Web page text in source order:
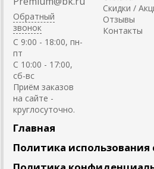
Обратный
звонок
C 9:00 - 18:00, пн-
пт
С 10:00 - 17:00,
сб-вс
Приём заказов
на сайте -
круглосуточно.
Скидки /
Отзывы
Контакты
Главная
Политика